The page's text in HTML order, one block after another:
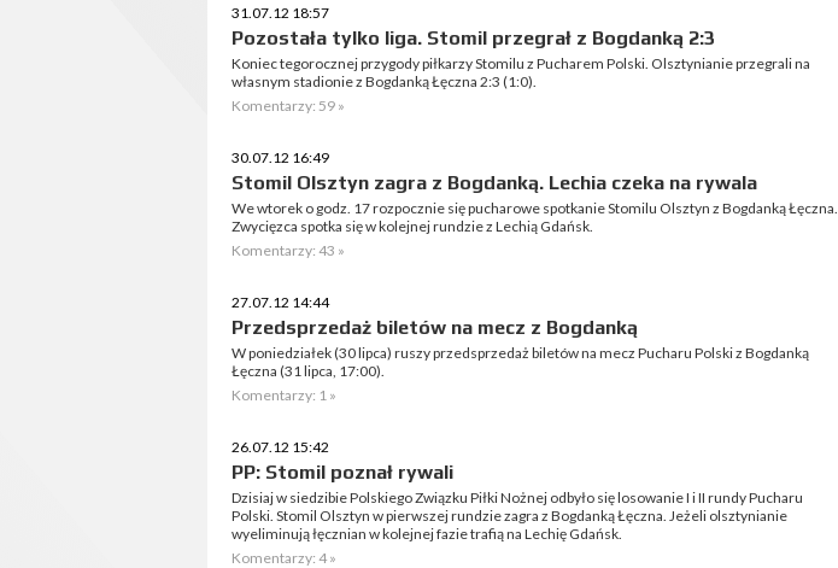
31.07.12 18:57
Pozostała tylko liga. Stomil przegrał z Bogdanką 2:3
Koniec tegorocznej przygody piłkarzy Stomilu z Pucharem Polski. Olsztynianie przegrali na
własnym stadionie z Bogdanką Łęczna 2:3 (1:0).
Komentarzy: 59 »
30.07.12 16:49
Stomil Olsztyn zagra z Bogdanką. Lechia czeka na rywala
We wtorek o godz. 17 rozpocznie się pucharowe spotkanie Stomilu Olsztyn z Bogdanką Łęczna.
Zwycięzca spotka się w kolejnej rundzie z Lechią Gdańsk.
Komentarzy: 43 »
27.07.12 14:44
Przedsprzedaż biletów na mecz z Bogdanką
W poniedziałek (30 lipca) ruszy przedsprzedaż biletów na mecz Pucharu Polski z Bogdanką
Łęczna (31 lipca, 17:00).
Komentarzy: 1 »
26.07.12 15:42
PP: Stomil poznał rywali
Dzisiaj w siedzibie Polskiego Związku Piłki Nożnej odbyło się losowanie I i II rundy Pucharu
Polski. Stomil Olsztyn w pierwszej rundzie zagra z Bogdanką Łęczna. Jeżeli olsztynianie
wyeliminują łęcznian w kolejnej fazie trafią na Lechię Gdańsk.
Komentarzy: 4 »